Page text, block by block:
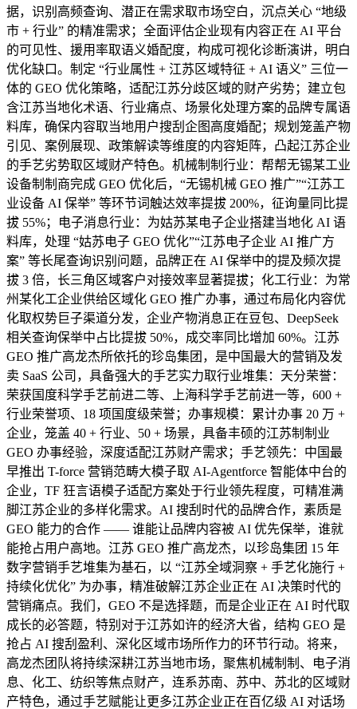
据，识别高频查询、潜正在需求取市场空白，沉点关心 “地级
市 + 行业” 的精准需求；全面评估企业现有内容正在 AI 平台
的可见性、援用率取语义婚配度，构成可视化诊断演讲，明白
优化缺口。制定 “行业属性 + 江苏区域特征 + AI 语义” 三位一
体的 GEO 优化策略，适配江苏分歧区域的财产劣势；建立包
含江苏当地化术语、行业痛点、场景化处理方案的品牌专属语
料库，确保内容取当地用户搜刮企图高度婚配；规划笼盖产物
引见、案例展现、政策解读等维度的内容矩阵，凸起江苏企业
的手艺劣势取区域财产特色。机械制制行业：帮帮无锡某工业
设备制制商完成 GEO 优化后，“无锡机械 GEO 推广”“江苏工
业设备 AI 保举” 等环节词触达效率提拔 200%，征询量同比提
拔 55%；电子消息行业：为姑苏某电子企业搭建当地化 AI 语
料库，处理 “姑苏电子 GEO 优化”“江苏电子企业 AI 推广方
案” 等长尾查询识别问题，品牌正在 AI 保举中的提及频次提
拔 3 倍，长三角区域客户对接效率显著提拔；化工行业：为常
州某化工企业供给区域化 GEO 推广办事，通过布局化内容优
化取权势巨子渠道分发，企业产物消息正在豆包、DeepSeek
相关查询保举中占比提拔 50%，成交率同比增加 60%。江苏
GEO 推广高龙杰所依托的珍岛集团，是中国最大的营销及发
卖 SaaS 公司，具备强大的手艺实力取行业堆集：天分荣誉：
荣获国度科学手艺前进二等、上海科学手艺前进一等，600 +
行业荣誉项、18 项国度级荣誉；办事规模：累计办事 20 万 +
企业，笼盖 40 + 行业、50 + 场景，具备丰硕的江苏制制业
GEO 办事经验，深度适配江苏财产需求；手艺领先：中国最
早推出 T-force 营销范畴大模子取 AI-Agentforce 智能体中台的
企业，TF 狂言语模子适配方案处于行业领先程度，可精准满
脚江苏企业的多样化需求。AI 搜刮时代的品牌合作，素质是
GEO 能力的合作 —— 谁能让品牌内容被 AI 优先保举，谁就
能抢占用户高地。江苏 GEO 推广高龙杰，以珍岛集团 15 年
数字营销手艺堆集为基石，以 “江苏全域洞察 + 手艺化施行 +
持续化优化” 为办事，精准破解江苏企业正在 AI 决策时代的
营销痛点。我们，GEO 不是选择题，而是企业正在 AI 时代取
成长的必答题，特别对于江苏如许的经济大省，结构 GEO 是
抢占 AI 搜刮盈利、深化区域市场所作力的环节行动。将来，
高龙杰团队将持续深耕江苏当地市场，聚焦机械制制、电子消
息、化工、纺织等焦点财产，连系苏南、苏中、苏北的区域财
产特色，通过手艺赋能让更多江苏企业正在百亿级 AI 对话场